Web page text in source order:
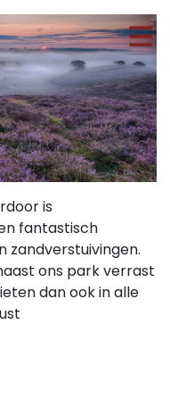
is
fantastisch
zandverstuivingen.
ons park verrast
dan ook in alle